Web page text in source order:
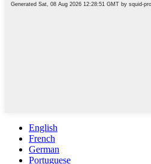
English
French
German
Portuguese